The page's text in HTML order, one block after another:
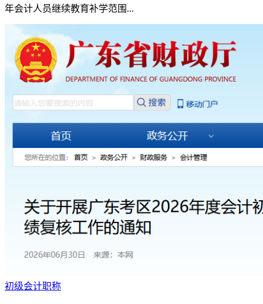
年会计人员继续教育补学范围...
初级会计职称